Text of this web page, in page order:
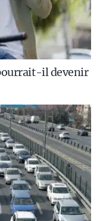
il devenir